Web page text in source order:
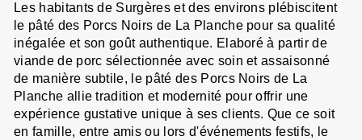
Les habitants de Surgères et des environs plébiscitent
le pâté des Porcs Noirs de La Planche pour sa qualité
inégalée et son goût authentique. Elaboré à partir de
viande de porc sélectionnée avec soin et assaisonné
de manière subtile, le pâté des Porcs Noirs de La
Planche allie tradition et modernité pour offrir une
expérience gustative unique à ses clients. Que ce soit
en famille, entre amis ou lors d'événements festifs, le